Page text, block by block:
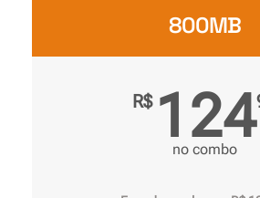
800MB
R$ 124
no combo